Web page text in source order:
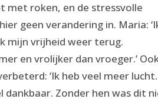
met roken, en de stressvolle
geen verandering in. Maria:
mijn vrijheid weer terug.
en vrolijker dan vroeger.’
‘Ik heb veel meer
dankbaar. Zonder hen was dit